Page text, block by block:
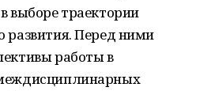
выборе траектории
развития. Перед ними
работы в